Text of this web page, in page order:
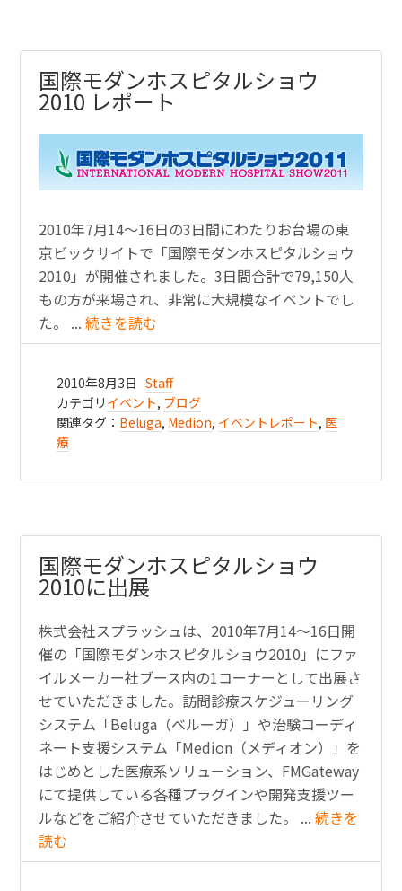
国際モダンホスピタルショウ
2010 レポート
2010年7月14〜16日の3日間にわたりお台場の東
京ビックサイトで「国際モダンホスピタルショウ
2010」が開催されました。3日間合計で79,150人
もの方が来場され、非常に大規模なイベントでし
た。 ...続きを読む
2010年8月3日 Staff
カテゴリ イベント, ブログ
関連タグ： Beluga, Medion, イベントレポート, 医
療
国際モダンホスピタルショウ
2010に出展
株式会社スプラッシュは、2010年7月14〜16日開
催の「国際モダンホスピタルショウ2010」にファ
イルメーカー社ブース内の1コーナーとして出展さ
せていただきました。訪問診療スケジューリング
システム「Beluga（ベルーガ）」や治験コーディ
ネート支援システム「Medion（メディオン）」を
はじめとした医療系ソリューション、FMGateway
にて提供している各種プラグインや開発支援ツー
ルなどをご紹介させていただきました。 ...続きを
読む